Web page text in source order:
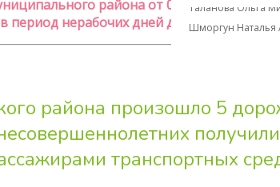
Таланова Ольга
Шморгун Наталья
района от 06.04.2020 № Исх-
нерабочих дней до 30.04.2020"
района произошло 5
транспортных